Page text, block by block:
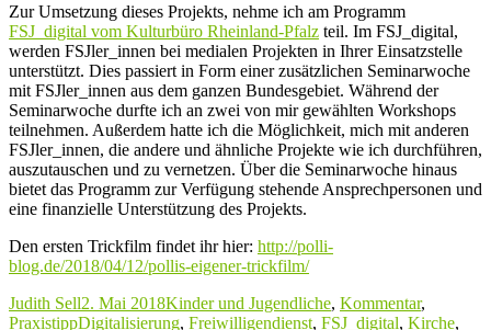
Zur Umsetzung dieses Projekts, nehme ich am Programm
FSJ_digital vom Kulturbüro Rheinland-Pfalz teil. Im FSJ_digital,
werden FSJler_innen bei medialen Projekten in Ihrer Einsatzstelle
unterstützt. Dies passiert in Form einer zusätzlichen Seminarwoche
mit FSJler_innen aus dem ganzen Bundesgebiet. Während der
Seminarwoche durfte ich an zwei von mir gewählten Workshops
teilnehmen. Außerdem hatte ich die Möglichkeit, mich mit anderen
FSJler_innen, die andere und ähnliche Projekte wie ich durchführen,
auszutauschen und zu vernetzen. Über die Seminarwoche hinaus
bietet das Programm zur Verfügung stehende Ansprechpersonen und
eine finanzielle Unterstützung des Projekts.
Den ersten Trickfilm findet ihr hier: http://polli-
blog.de/2018/04/12/pollis-eigener-trickfilm/
Autor
Judith SellVeröffentlicht
am
2. Mai 2018Kategorien
Kinder und Jugendliche, Kommentar,
PraxistippSchlagwörter
Digitalisierung, Freiwilligendienst, FSJ_digital, Kirche,